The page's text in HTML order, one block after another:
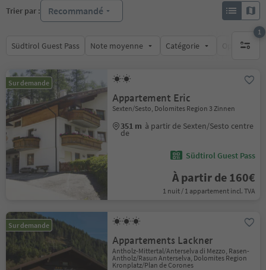
Trier par : Recommandé
Südtirol Guest Pass Note moyenne Catégorie Options de
1
1 filtre
Sur demande
Appartement Eric
Sexten/Sesto, Dolomites Region 3 Zinnen
351 m à partir de Sexten/Sesto centre
de
Südtirol Guest Pass
À partir de 160€
1 nuit / 1 appartement incl. TVA
Sur demande
Appartements Lackner
Antholz-Mittertal/Anterselva di Mezzo, Rasen-
Antholz/Rasun Anterselva, Dolomites Region
Kronplatz/Plan de Corones